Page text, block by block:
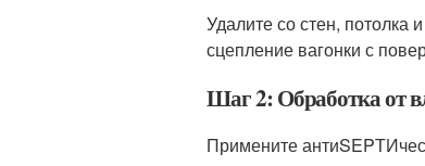
Удалите со стен,
сцепление вагонки с
Шаг 2: Обработка от
Примените